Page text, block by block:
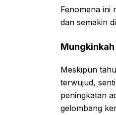
Fenomena ini
dan semakin
Meskipun
terwujud,
peningkatan
gelombang